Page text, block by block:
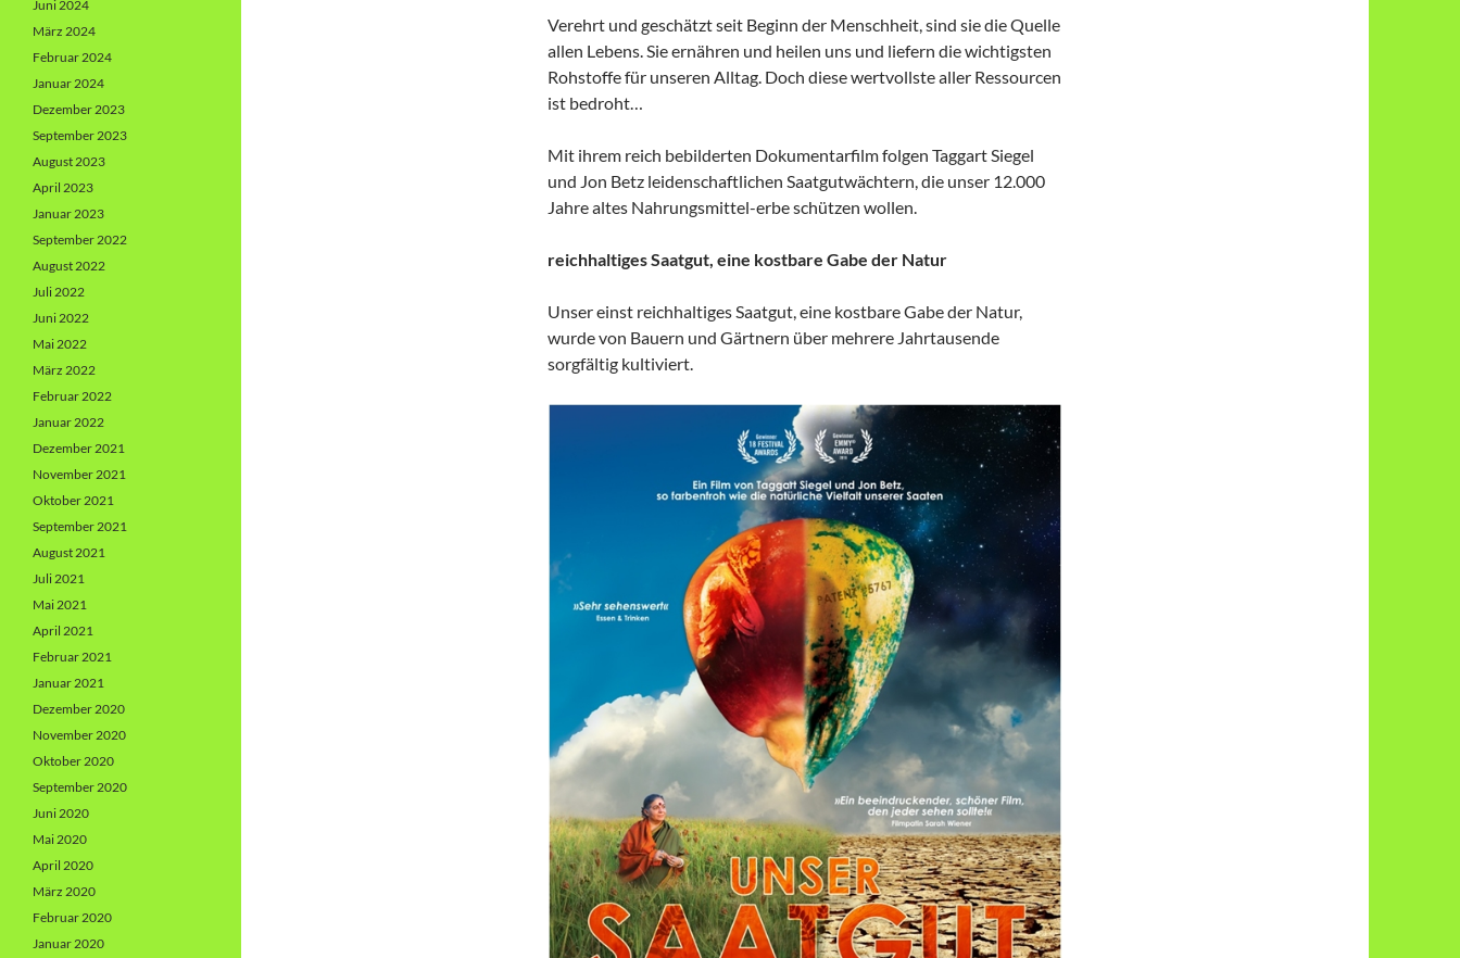
Verehrt und geschätzt seit Beginn der Menschheit, sind sie die Quelle
allen Lebens. Sie ernähren und heilen uns und liefern die wichtigsten
Rohstoffe für unseren Alltag. Doch diese wertvollste aller Ressourcen
ist bedroht…
Mit ihrem reich bebilderten Dokumentarfilm folgen Taggart Siegel
und Jon Betz leidenschaftlichen Saatgutwächtern, die unser 12.000
Jahre altes Nahrungsmittel-erbe schützen wollen.
reichhaltiges Saatgut, eine kostbare Gabe der Natur
Unser einst reichhaltiges Saatgut, eine kostbare Gabe der Natur,
wurde von Bauern und Gärtnern über mehrere Jahrtausende
sorgfältig kultiviert.
Juni 2024
März 2024
Februar 2024
Januar 2024
Dezember 2023
September 2023
August 2023
April 2023
Januar 2023
September 2022
August 2022
Juli 2022
Juni 2022
Mai 2022
März 2022
Februar 2022
Januar 2022
Dezember 2021
November 2021
Oktober 2021
September 2021
August 2021
Juli 2021
Mai 2021
April 2021
Februar 2021
Januar 2021
Dezember 2020
November 2020
Oktober 2020
September 2020
Juni 2020
Mai 2020
April 2020
März 2020
Februar 2020
Januar 2020